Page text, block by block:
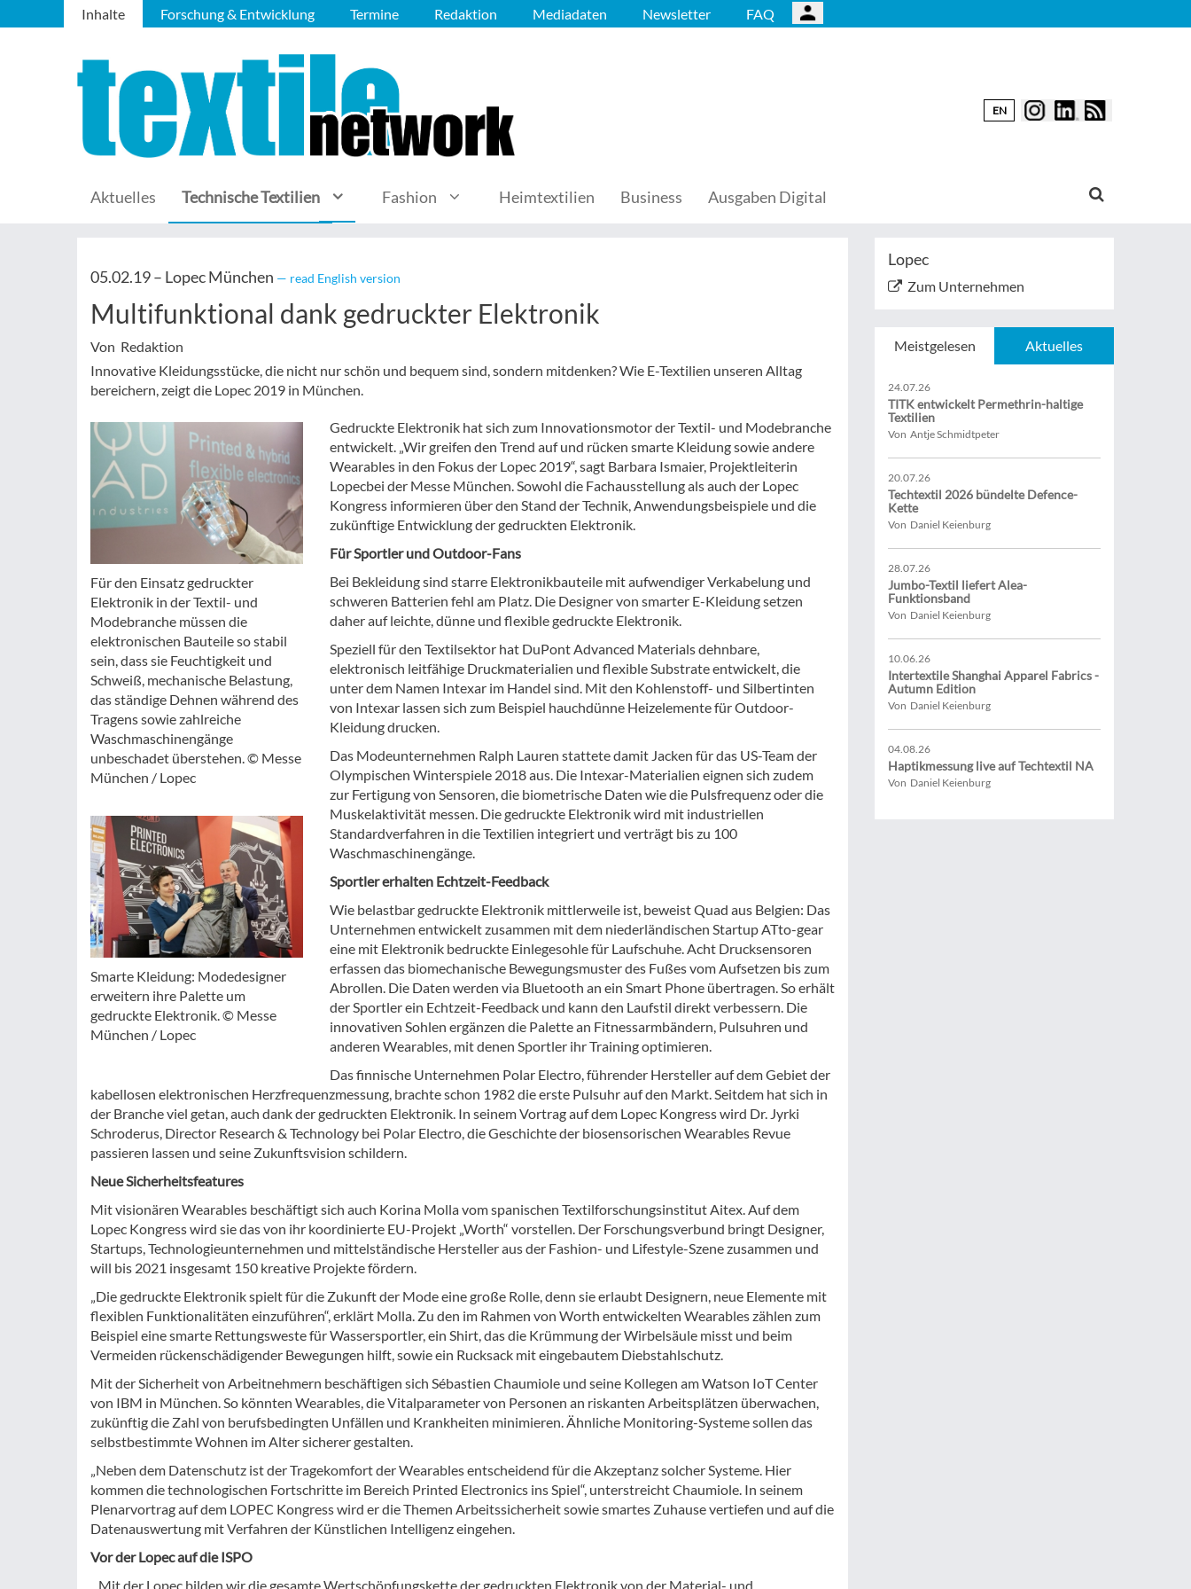
Inhalte Forschung & Entwicklung Termine Redaktion Mediadaten Newsletter FAQ
EN
Aktuelles Technische Textilien Fashion Heimtextilien Business Ausgaben Digital
05.02.19 – Lopec München — read English version
Multifunktional dank gedruckter Elektronik
Von Redaktion
Innovative Kleidungsstücke, die nicht nur schön und bequem sind, sondern mitdenken? Wie E-Textilien unseren Alltag
bereichern, zeigt die Lopec 2019 in München.
Für den Einsatz gedruckter
Elektronik in der Textil- und
Modebranche müssen die
elektronischen Bauteile so stabil
sein, dass sie Feuchtigkeit und
Schweiß, mechanische Belastung,
das ständige Dehnen während des
Tragens sowie zahlreiche
Waschmaschinengänge
unbeschadet überstehen. © Messe
München / Lopec
Smarte Kleidung: Modedesigner
erweitern ihre Palette um
gedruckte Elektronik. © Messe
München / Lopec
Gedruckte Elektronik hat sich zum Innovationsmotor der Textil- und Modebranche
entwickelt. „Wir greifen den Trend auf und rücken smarte Kleidung sowie andere
Wearables in den Fokus der Lopec 2019“, sagt Barbara Ismaier, Projektleiterin
Lopecbei der Messe München. Sowohl die Fachausstellung als auch der Lopec
Kongress informieren über den Stand der Technik, Anwendungsbeispiele und die
zukünftige Entwicklung der gedruckten Elektronik.
Für Sportler und Outdoor-Fans
Bei Bekleidung sind starre Elektronikbauteile mit aufwendiger Verkabelung und
schweren Batterien fehl am Platz. Die Designer von smarter E-Kleidung setzen
daher auf leichte, dünne und flexible gedruckte Elektronik.
Speziell für den Textilsektor hat DuPont Advanced Materials dehnbare,
elektronisch leitfähige Druckmaterialien und flexible Substrate entwickelt, die
unter dem Namen Intexar im Handel sind. Mit den Kohlenstoff- und Silbertinten
von Intexar lassen sich zum Beispiel hauchdünne Heizelemente für Outdoor-
Kleidung drucken.
Das Modeunternehmen Ralph Lauren stattete damit Jacken für das US-Team der
Olympischen Winterspiele 2018 aus. Die Intexar-Materialien eignen sich zudem
zur Fertigung von Sensoren, die biometrische Daten wie die Pulsfrequenz oder die
Muskelaktivität messen. Die gedruckte Elektronik wird mit industriellen
Standardverfahren in die Textilien integriert und verträgt bis zu 100
Waschmaschinengänge.
Sportler erhalten Echtzeit-Feedback
Wie belastbar gedruckte Elektronik mittlerweile ist, beweist Quad aus Belgien: Das
Unternehmen entwickelt zusammen mit dem niederländischen Startup ATto-gear
eine mit Elektronik bedruckte Einlegesohle für Laufschuhe. Acht Drucksensoren
erfassen das biomechanische Bewegungsmuster des Fußes vom Aufsetzen bis zum
Abrollen. Die Daten werden via Bluetooth an ein Smart Phone übertragen. So erhält
der Sportler ein Echtzeit-Feedback und kann den Laufstil direkt verbessern. Die
innovativen Sohlen ergänzen die Palette an Fitnessarmbändern, Pulsuhren und
anderen Wearables, mit denen Sportler ihr Training optimieren.
Das finnische Unternehmen Polar Electro, führender Hersteller auf dem Gebiet der
kabellosen elektronischen Herzfrequenzmessung, brachte schon 1982 die erste Pulsuhr auf den Markt. Seitdem hat sich in
der Branche viel getan, auch dank der gedruckten Elektronik. In seinem Vortrag auf dem Lopec Kongress wird Dr. Jyrki
Schroderus, Director Research & Technology bei Polar Electro, die Geschichte der biosensorischen Wearables Revue
passieren lassen und seine Zukunftsvision schildern.
Neue Sicherheitsfeatures
Mit visionären Wearables beschäftigt sich auch Korina Molla vom spanischen Textilforschungsinstitut Aitex. Auf dem
Lopec Kongress wird sie das von ihr koordinierte EU-Projekt „Worth“ vorstellen. Der Forschungsverbund bringt Designer,
Startups, Technologieunternehmen und mittelständische Hersteller aus der Fashion- und Lifestyle-Szene zusammen und
will bis 2021 insgesamt 150 kreative Projekte fördern.
„Die gedruckte Elektronik spielt für die Zukunft der Mode eine große Rolle, denn sie erlaubt Designern, neue Elemente mit
flexiblen Funktionalitäten einzuführen“, erklärt Molla. Zu den im Rahmen von Worth entwickelten Wearables zählen zum
Beispiel eine smarte Rettungsweste für Wassersportler, ein Shirt, das die Krümmung der Wirbelsäule misst und beim
Vermeiden rückenschädigender Bewegungen hilft, sowie ein Rucksack mit eingebautem Diebstahlschutz.
Mit der Sicherheit von Arbeitnehmern beschäftigen sich Sébastien Chaumiole und seine Kollegen am Watson IoT Center
von IBM in München. So könnten Wearables, die Vitalparameter von Personen an riskanten Arbeitsplätzen überwachen,
zukünftig die Zahl von berufsbedingten Unfällen und Krankheiten minimieren. Ähnliche Monitoring-Systeme sollen das
selbstbestimmte Wohnen im Alter sicherer gestalten.
„Neben dem Datenschutz ist der Tragekomfort der Wearables entscheidend für die Akzeptanz solcher Systeme. Hier
kommen die technologischen Fortschritte im Bereich Printed Electronics ins Spiel“, unterstreicht Chaumiole. In seinem
Plenarvortrag auf dem LOPEC Kongress wird er die Themen Arbeitssicherheit sowie smartes Zuhause vertiefen und auf die
Datenauswertung mit Verfahren der Künstlichen Intelligenz eingehen.
Vor der Lopec auf die ISPO
„Mit der Lopec bilden wir die gesamte Wertschöpfungskette der gedruckten Elektronik von der Material- und
Lopec
Zum Unternehmen
Meistgelesen Aktuelles
24.07.26
TITK entwickelt Permethrin-haltige
Textilien
Von Antje Schmidtpeter
20.07.26
Techtextil 2026 bündelte Defence-
Kette
Von Daniel Keienburg
28.07.26
Jumbo-Textil liefert Alea-
Funktionsband
Von Daniel Keienburg
10.06.26
Intertextile Shanghai Apparel Fabrics -
Autumn Edition
Von Daniel Keienburg
04.08.26
Haptikmessung live auf Techtextil NA
Von Daniel Keienburg